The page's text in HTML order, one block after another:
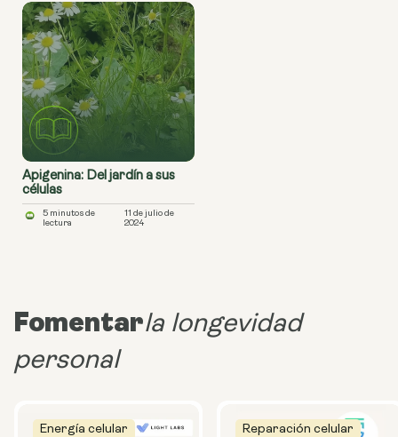
Apigenina: Del jardín a sus
células
5 minutos de
lectura
11 de julio de
2024
Fomentarla longevidad
personal
Energía celular Reparación celular